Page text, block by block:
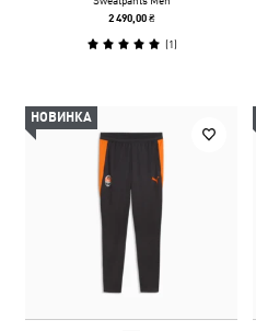
2 490,00 ₴
(1)
НОВИНКА